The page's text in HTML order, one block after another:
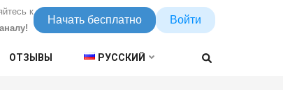
к
Начать бесплатно Войти
ОТЗЫВЫ РУССКИЙ